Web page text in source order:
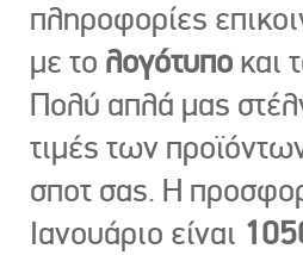
πληροφορίες
με το λογότυπο και
Πολύ απλά μας
τιμές των
σποτ σας. Η
Ιανουάριο είναι